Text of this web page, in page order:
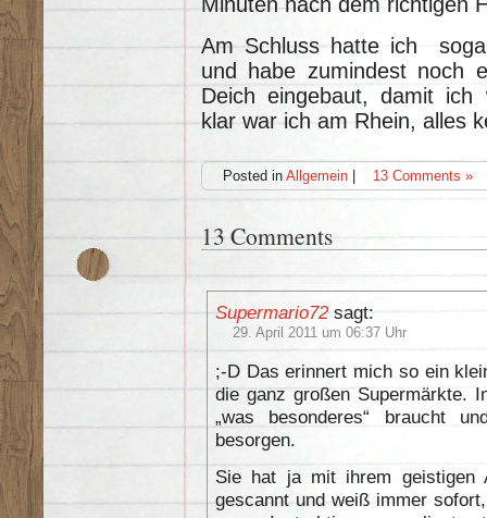
Am Schluss hatte ich
und habe zumindest noch
Deich eingebaut, damit ich
klar war ich am Rhein, alles
Posted in Allgemein | 13 Comments »
13 Comments
Supermario72 sagt:
29. April 2011 um 06:37 Uhr
;-D Das erinnert mich so ein
die ganz großen Supermärkte.
„was besonderes“ braucht
besorgen.
Sie hat ja mit ihrem geistigen
gescannt und weiß immer